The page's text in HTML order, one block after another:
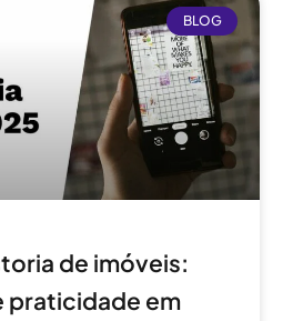
BLOG
de imóveis:
praticidade em